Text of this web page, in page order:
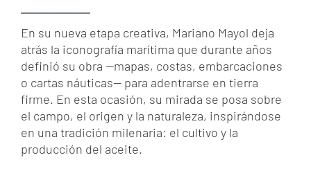
En su nueva etapa creativa, Mariano Mayol deja
atrás la iconografía marítima que durante años
definió su obra —mapas, costas, embarcaciones
o cartas náuticas— para adentrarse en tierra
firme. En esta ocasión, su mirada se posa sobre
el campo, el origen y la naturaleza, inspirándose
en una tradición milenaria: el cultivo y la
producción del aceite.